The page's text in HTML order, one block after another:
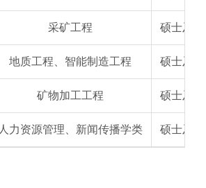
采矿工程 硕士及
地质工程、智能制造工程 硕士及
矿物加工工程 硕士及
人力资源管理、新闻传播学类 硕士及